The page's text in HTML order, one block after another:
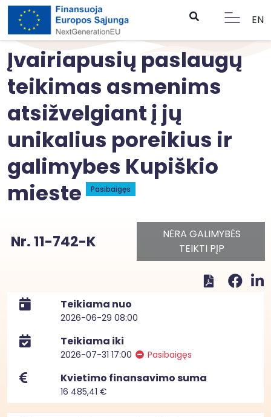
EN
Įvairiapusių paslaugų
teikimas asmenims
atsižvelgiant į jų
unikalius poreikius ir
galimybes Kupiškio
mieste
Pasibaigęs
Nr. 11-742-K
NĖRA GALIMYBĖS
TEIKTI PĮP
Teikiama nuo
2026-06-29 08:00
Teikiama iki
2026-07-31 17:00 Pasibaigęs
Kvietimo finansavimo suma
16 485,41 €